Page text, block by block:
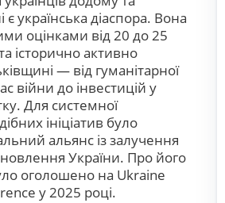
є українська діаспора. Вона
оцінками від 20 до 25
історично активно
— від гуманітарної
війни до інвестицій у
Для системної
ініціатив було
альянс із залучення
України. Про його
оголошено на Ukraine
у 2025 році.